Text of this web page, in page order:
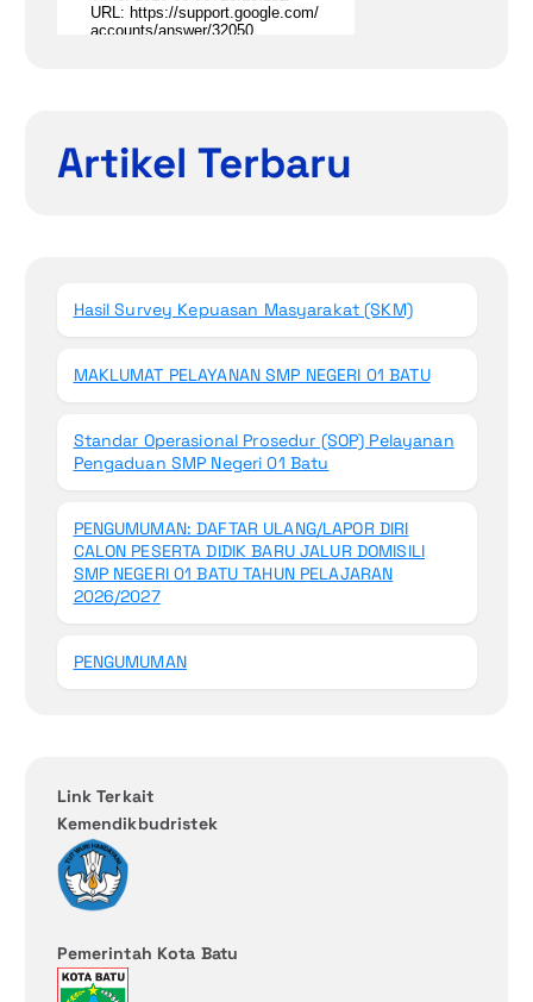
Artikel Terbaru
Hasil Survey Kepuasan Masyarakat (SKM)
MAKLUMAT PELAYANAN SMP NEGERI 01 BATU
Standar Operasional Prosedur (SOP) Pelayanan
Pengaduan SMP Negeri 01 Batu
PENGUMUMAN: DAFTAR ULANG/LAPOR DIRI
CALON PESERTA DIDIK BARU JALUR DOMISILI
SMP NEGERI 01 BATU TAHUN PELAJARAN
2026/2027
PENGUMUMAN
Link Terkait
Kemendikbudristek
Pemerintah Kota Batu